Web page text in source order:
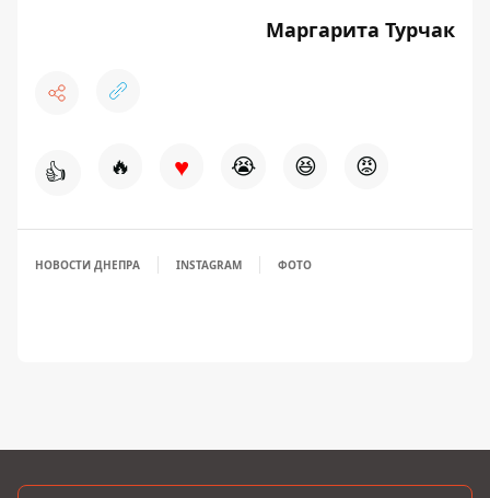
Маргарита Турчак
👍 🔥 ♥ 😭 😆 😡
НОВОСТИ ДНЕПРА INSTAGRAM ФОТО